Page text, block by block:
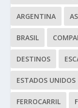
ARGENTINA
BRASIL
DESTINOS
ESTADOS UNIDOS
FERROCARRIL